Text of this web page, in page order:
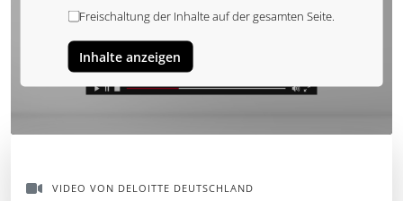
Freischaltung der Inhalte auf der gesamten Seite.
Inhalte anzeigen
VIDEO VON DELOITTE DEUTSCHLAND